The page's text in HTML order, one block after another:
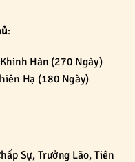
:
Hàn (270 Ngày)
Hạ (180 Ngày)
Sự, Trưởng Lão, Tiên